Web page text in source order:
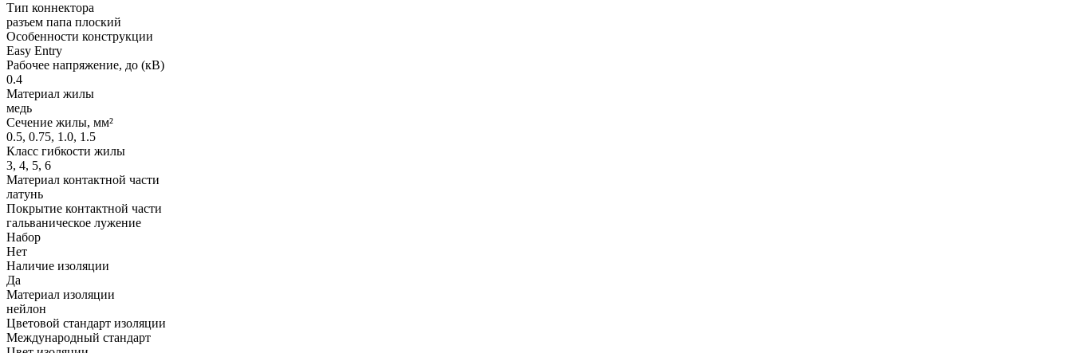
Тип коннектора
разъем папа плоский
Особенности конструкции
Easy Entry
Рабочее напряжение, до (кВ)
0.4
Материал жилы
медь
Сечение жилы, мм²
0.5, 0.75, 1.0, 1.5
Класс гибкости жилы
3, 4, 5, 6
Материал контактной части
латунь
Покрытие контактной части
гальваническое лужение
Набор
Нет
Наличие изоляции
Да
Материал изоляции
нейлон
Цветовой стандарт изоляции
Международный стандарт